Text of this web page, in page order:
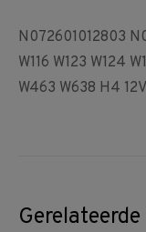
H4
12V
Lamp
N072601012803
W116 W123 W124
W463 W638 H4